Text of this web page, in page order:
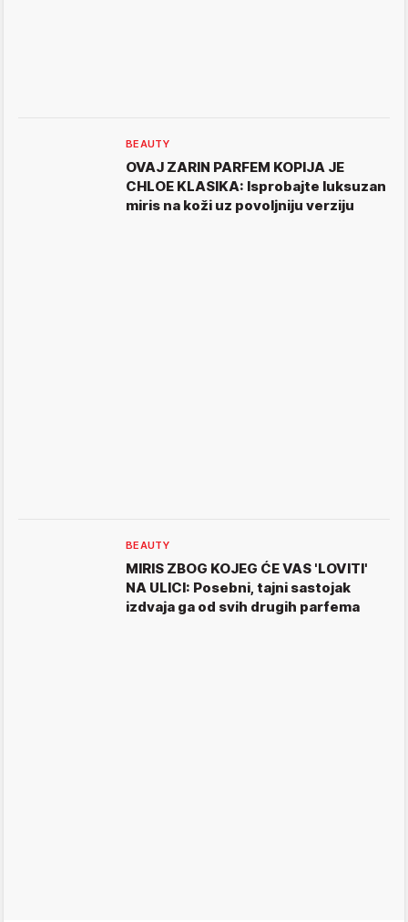
BEAUTY
OVAJ ZARIN PARFEM KOPIJA JE
CHLOE KLASIKA: Isprobajte luksuzan
miris na koži uz povoljniju verziju
BEAUTY
MIRIS ZBOG KOJEG ĆE VAS 'LOVITI'
NA ULICI: Posebni, tajni sastojak
izdvaja ga od svih drugih parfema